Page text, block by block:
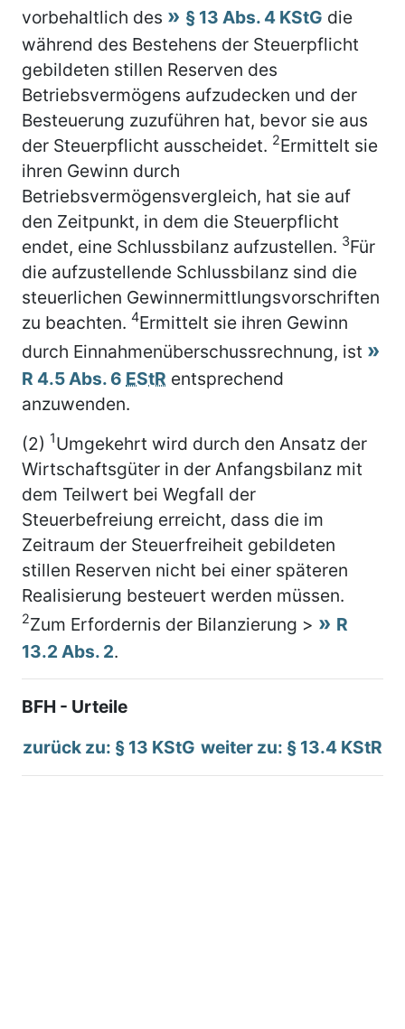
vorbehaltlich des
§ 13 Abs. 4 KStG die
während des Bestehens der Steuerpflicht
gebildeten stillen Reserven des
Betriebsvermögens aufzudecken und der
Besteuerung zuzuführen hat, bevor sie aus
der Steuerpflicht ausscheidet. 2Ermittelt sie
ihren Gewinn durch
Betriebsvermögensvergleich, hat sie auf
den Zeitpunkt, in dem die Steuerpflicht
endet, eine Schlussbilanz aufzustellen. 3Für
die aufzustellende Schlussbilanz sind die
steuerlichen Gewinnermittlungsvorschriften
zu beachten. 4Ermittelt sie ihren Gewinn
durch Einnahmenüberschussrechnung, ist
R 4.5 Abs. 6 EStR entsprechend
anzuwenden.
(2) 1Umgekehrt wird durch den Ansatz der
Wirtschaftsgüter in der Anfangsbilanz mit
dem Teilwert bei Wegfall der
Steuerbefreiung erreicht, dass die im
Zeitraum der Steuerfreiheit gebildeten
stillen Reserven nicht bei einer späteren
Realisierung besteuert werden müssen.
2Zum Erfordernis der Bilanzierung >
R
13.2 Abs. 2.
BFH - Urteile
zurück zu: § 13 KStG weiter zu: § 13.4 KStR